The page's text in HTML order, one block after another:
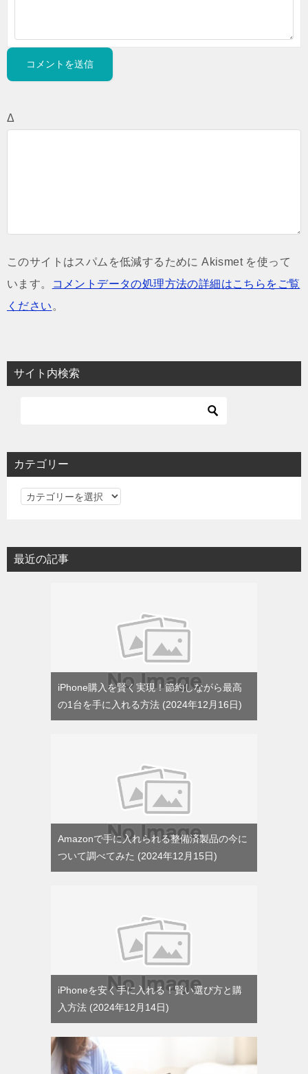
Δ
このサイトはスパムを低減するために Akismet を使って
います。
コメントデータの処理方法の詳細はこちらをご覧
ください 。
サイト内検索
カテゴリー
カ
リ
ー
最近の記事
iPhone購入を賢く実現！節約しながら最高
の1台を手に入れる方法
2024年12月16日
Amazonで手に入れられる整備済製品の今に
ついて調べてみた
2024年12月15日
iPhoneを安く手に入れる！賢い選び方と購
入方法
2024年12月14日